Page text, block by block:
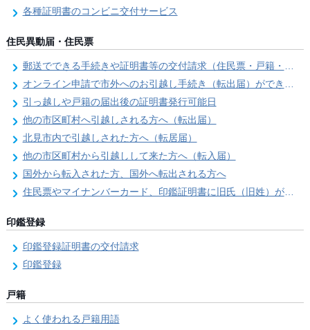
各種証明書のコンビニ交付サービス
住民異動届・住民票
郵送でできる手続きや証明書等の交付請求（住民票・戸籍・国民年金関係）
オンライン申請で市外へのお引越し手続き（転出届）ができます
引っ越しや戸籍の届出後の証明書発行可能日
他の市区町村へ引越しされる方へ（転出届）
北見市内で引越しされた方へ（転居届）
他の市区町村から引越しして来た方へ（転入届）
国外から転入された方、国外へ転出される方へ
住民票やマイナンバーカード、印鑑証明書に旧氏（旧姓）が併記できるようになりました！
印鑑登録
印鑑登録証明書の交付請求
印鑑登録
戸籍
よく使われる戸籍用語